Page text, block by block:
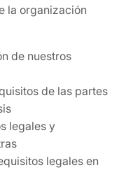
la organización
de nuestros
de las partes
legales y
legales en